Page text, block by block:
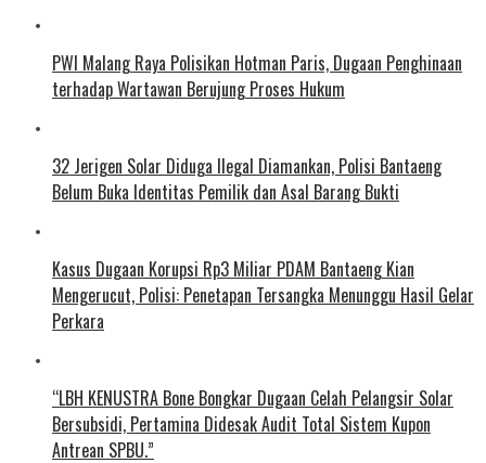
PWI Malang Raya Polisikan Hotman Paris, Dugaan Penghinaan
terhadap Wartawan Berujung Proses Hukum
32 Jerigen Solar Diduga Ilegal Diamankan, Polisi Bantaeng
Belum Buka Identitas Pemilik dan Asal Barang Bukti
Kasus Dugaan Korupsi Rp3 Miliar PDAM Bantaeng Kian
Mengerucut, Polisi: Penetapan Tersangka Menunggu Hasil Gelar
Perkara
“LBH KENUSTRA Bone Bongkar Dugaan Celah Pelangsir Solar
Bersubsidi, Pertamina Didesak Audit Total Sistem Kupon
Antrean SPBU.”